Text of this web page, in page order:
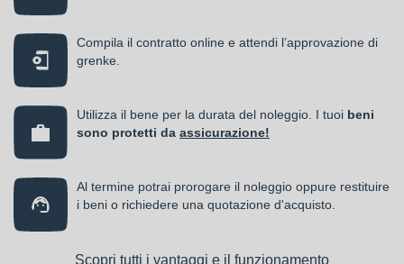
Compila il contratto online e attendi l’approvazione di
grenke.
Utilizza il bene per la durata del noleggio. I tuoi beni
sono protetti da assicurazione!
Al termine potrai prorogare il noleggio oppure restituire
i beni o richiedere una quotazione d'acquisto.
Scopri tutti i vantaggi e il funzionamento